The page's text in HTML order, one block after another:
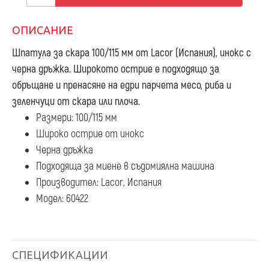
ОПИСАНИЕ
Шпатула за скара 100/115 мм от Lacor (Испания), инокс с
черна дръжка. Широкото острие е подходящо за
обръщане и пренасяне на едри парчета месо, риба и
зеленчуци от скара или плоча.
Размери: 100/115 мм
Широко острие от инокс
Черна дръжка
Подходяща за миене в съдомиялна машина
Производител: Lacor, Испания
Модел: 60422
СПЕЦИФИКАЦИИ